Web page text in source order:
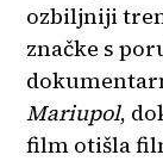
ozbiljniji
značke s
Mariupol,
film otišla